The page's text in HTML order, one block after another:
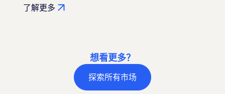
了解更多
想看更多？
探索所有市场